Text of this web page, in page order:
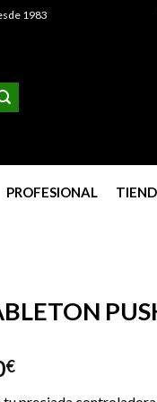
1983
PROFESIONAL
€